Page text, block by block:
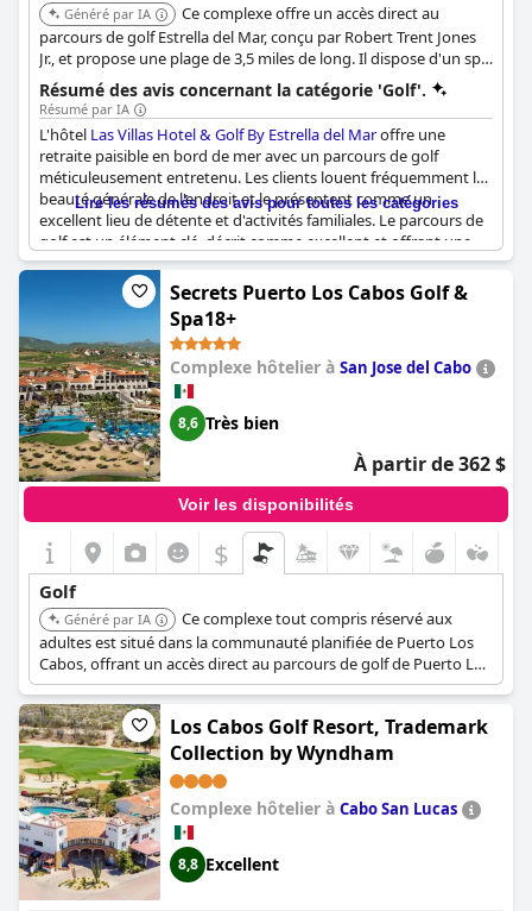
Généré par IA
Ce complexe offre un accès direct au
parcours de golf Estrella del Mar, conçu par Robert Trent Jones
Jr., et propose une plage de 3,5 miles de long. Il dispose d'un spa
complet, de plusieurs options de restauration et de diverses
activités récréatives comme l'équitation, ce qui en fait un lieu
idéal pour les amateurs de golf.
Résumé des avis concernant la catégorie 'Golf'.
Résumé par IA
L'hôtel Las Villas Hotel & Golf By Estrella del Maroffre une
retraite paisible en bord de mer avec un parcours de golf
méticuleusement entretenu. Les clients louent fréquemment la
beauté générale de l'endroit et le présentent comme un
excellent lieu de détente et d'activités familiales. Le parcours de
golf est un élément clé, décrit comme excellent et offrant une
très bonne expérience de golf. De plus, le restaurant du club
house du golf, La Paloma, reçoit des notes élevées pour son
excellente cuisine. Malgré certaines critiques concernant la
boutique du club de golf, le cadre idyllique de l'hôtel et les
commodités sur place en font une destination idéale pour ceux
qui préfèrent ne pas s'éloigner du complexe.
Lire les résumés des avis pour toutes les catégories
Secrets Puerto Los Cabos Golf &
Spa18+
Complexe hôtelier à San Jose del Cabo
8,6 Très bien
À partir de 362 $
Voir les disponibilités
$
Golf
Généré par IA
Ce complexe tout compris réservé aux
adultes est situé dans la communauté planifiée de Puerto Los
Cabos, offrant un accès direct au parcours de golf de Puerto Los
Cabos. Il est spécifiquement commercialisé avec 'Golf & Spa'
dans son nom, ce qui indique un accent sur les équipements et
les forfaits de golf. Los Cabos Golf Resort, Trademark
Collection by Wyndham
Complexe hôtelier à Cabo San Lucas
8,8 Excellent